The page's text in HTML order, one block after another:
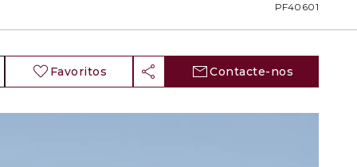
PF40601
Favoritos Contacte-nos